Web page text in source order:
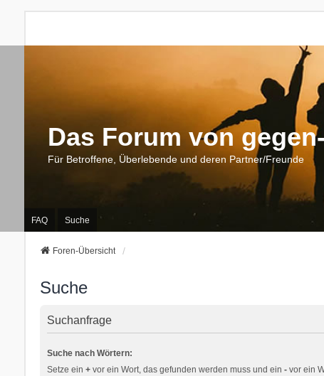
Das Forum von
Für Betroffene, Überlebende und deren Partner/Freunde
FAQ Suche
Foren-Übersicht
Suche
Suchanfrage
Suche nach Wörtern:
Setze ein +vor ein Wort, das gefunden werden muss und ein -vor ein